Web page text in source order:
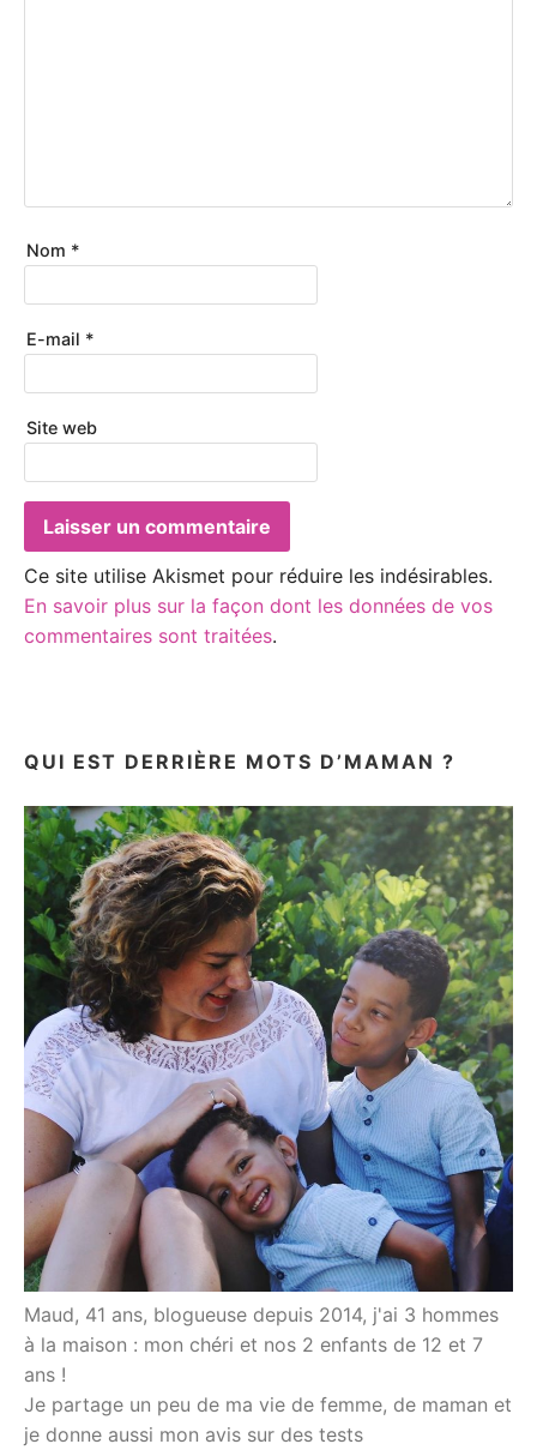
Nom *
E-mail *
Site web
Ce site utilise Akismet pour réduire les indésirables.
En savoir plus sur la façon dont les données de vos
commentaires sont traitées.
QUI EST DERRIÈRE MOTS D’MAMAN ?
Maud, 41 ans, blogueuse depuis 2014, j'ai 3 hommes
à la maison : mon chéri et nos 2 enfants de 12 et 7
ans !
Je partage un peu de ma vie de femme, de maman et
je donne aussi mon avis sur des tests